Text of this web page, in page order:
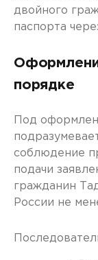
двойного
паспорта
порядке
Под
соблюдение
подачи
гражданин
России не